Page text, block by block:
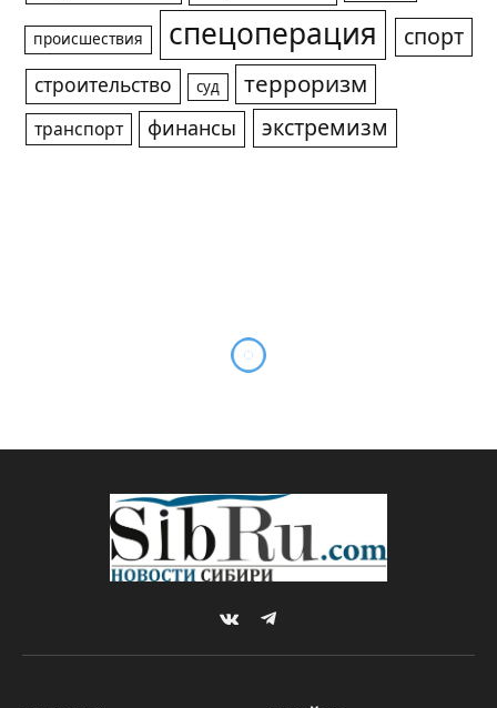
происшествия спецоперация спорт
строительство суд терроризм
транспорт финансы экстремизм
Озеро-Карачинской школы
Чановского района на
конкурсе юных друзей
пограничников в Купино